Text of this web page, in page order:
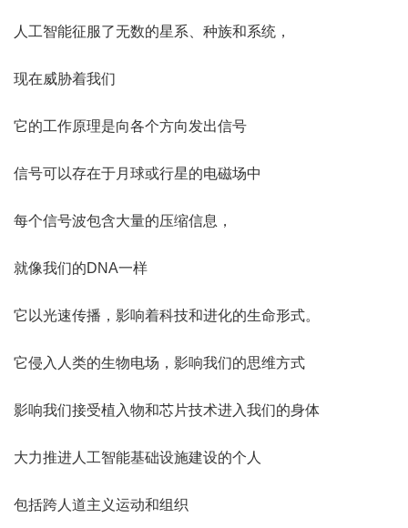
人工智能征服了无数的星系、种族和系统，
现在威胁着我们
它的工作原理是向各个方向发出信号
信号可以存在于月球或行星的电磁场中
每个信号波包含大量的压缩信息，
就像我们的DNA一样
它以光速传播，影响着科技和进化的生命形式。
它侵入人类的生物电场，影响我们的思维方式
影响我们接受植入物和芯片技术进入我们的身体
大力推进人工智能基础设施建设的个人
包括跨人道主义运动和组织